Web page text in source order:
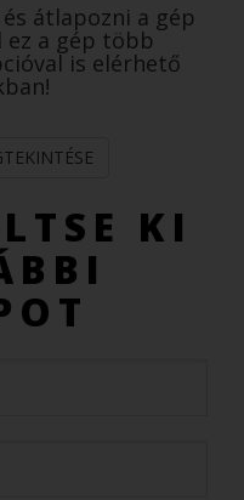
átlapozni a gép
a gép több
is elérhető
KI